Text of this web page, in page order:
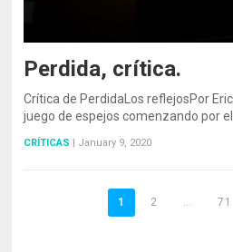
Perdida, crítica.
Crítica de PerdidaLos reflejosPor
juego de espejos comenzando por el
CRÍTICAS | January 9, 2020
1 2 … 71